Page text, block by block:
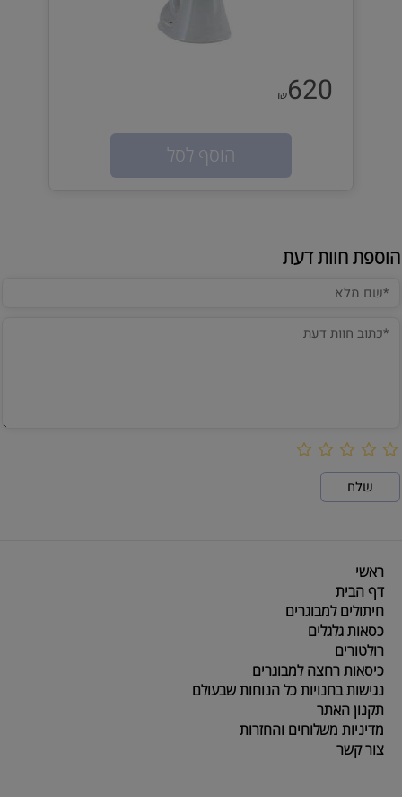
₪620
הוסף לסל
הוספת חוות דעת
ראשי
דף הבית
חיתולים למבוגרים
כסאות גלגלים
רולטורים
כיסאות רחצה למבוגרים
נגישות בחנויות כל הנוחות שבעולם
תקנון האתר
מדיניות משלוחים והחזרות
צור קשר